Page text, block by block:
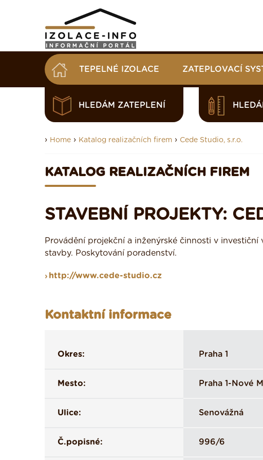
TEPELNÉ IZOLACE ZATEPLOVACÍ
HLEDÁM ZATEPLENÍ
› Home › Katalog realizačních firem › Cede Studio, s.r.o.
KATALOG REALIZAČNÍCH FIREM
STAVEBNÍ PROJEKTY:
Provádění projekční a inženýrské činnosti v
stavby. Poskytování poradenství.
http://www.cede-studio.cz
Kontaktní informace
Okres: Praha 1
Mesto: Praha 1-Nové
Ulice: Senovážná
Č.popisné: 996/6